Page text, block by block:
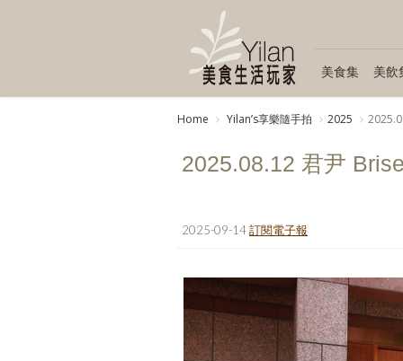
美食集 美飲
Home Yilanʼs享樂隨手拍 2025
2025.08.12 君尹
2025-09-14訂閱電子報